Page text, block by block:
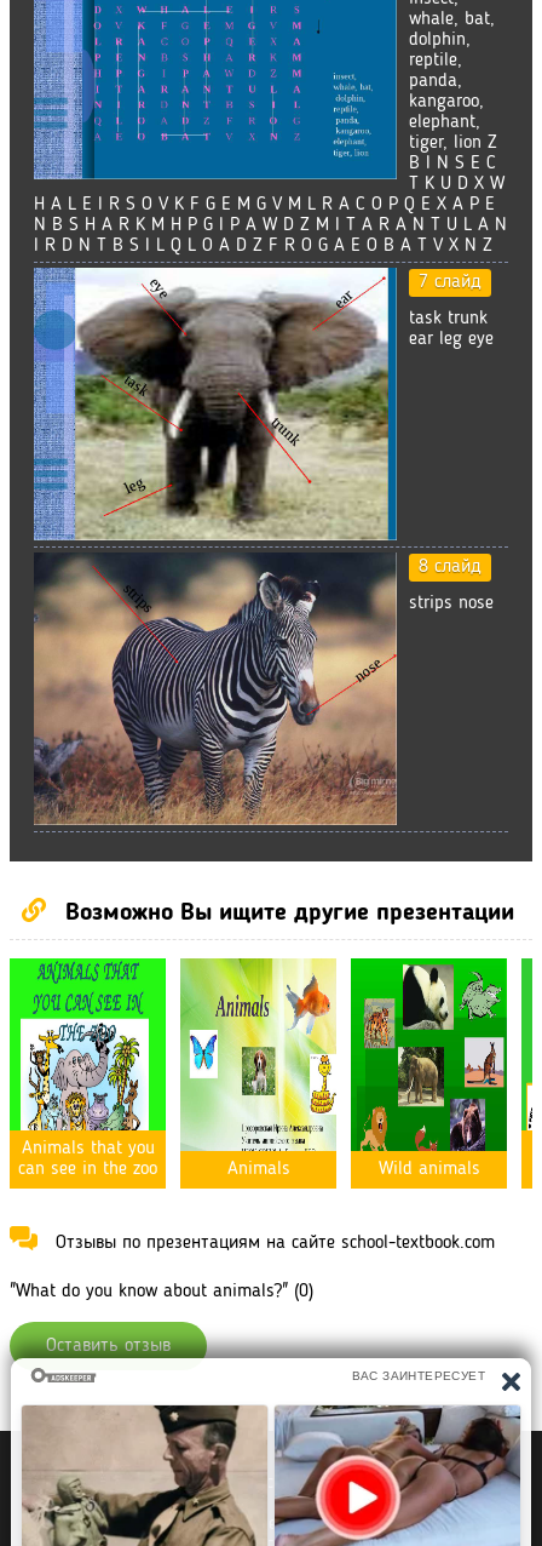
whale, bat,
dolphin,
reptile,
panda,
kangaroo,
elephant,
tiger, lion Z
B I N S E C
T K U D X W
H A L E I R S O V K F G E M G V M L R A C O P Q E X A P E
N B S H A R K M H P G I P A W D Z M I T A R A N T U L A N
I R D N T B S I L Q L O A D Z F R O G A E O B A T V X N Z
7 слайд
task trunk
ear leg eye
8 слайд
strips nose
Возможно Вы ищите другие презентации
Animals that you
can see in the zoo
Animals Wild animals
Отзывы по презентациям на сайте school-textbook.com
"What do you know about animals?" (0)
Оставить отзыв
Политика конфиденциальности
Правообладателям
Рефераты Дипломы Курсовые работы